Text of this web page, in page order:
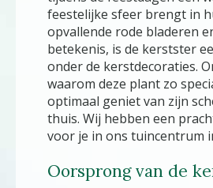
feestelijke sfeer brengt in
opvallende rode bladeren
betekenis, is de kerstster
onder de kerstdecoraties.
waarom deze plant zo
optimaal geniet van zijn
thuis. Wij hebben een
voor je in ons tuincentrum
Oorsprong van de